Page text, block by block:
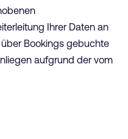
Ihrer Daten an
Bookings gebuchte
aufgrund der vom